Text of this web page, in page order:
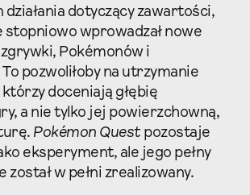
działania dotyczący zawartości,
stopniowo wprowadzał nowe
Pokémonów i
pozwoliłoby na utrzymanie
którzy doceniają głębię
a nie tylko jej powierzchowną,
Pokémon Quest pozostaje
eksperyment, ale jego pełny
został w pełni zrealizowany.